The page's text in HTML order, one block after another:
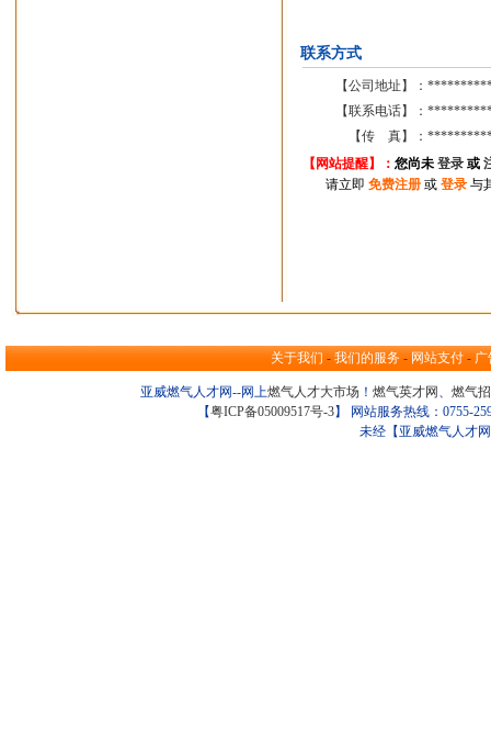
联系方式
【公司地址】：
【联系电话】：
【传 真】：
【网站提醒】： 您尚未 登录 或
请立即 免费注册 或 登录 与
关于我们 - 我们的服务- 网站支付- 广
亚威燃气人才网--网上燃气人才大市场 ！ 燃气英才网 、 燃气
【粤ICP备05009517号-3】 网站服务热线：0755-
未经【亚威燃气人才